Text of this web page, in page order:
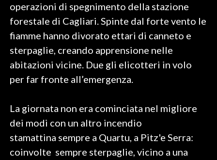
SARDEGNA TURISMO
SARDI NEL MONDO
NOTIZIE
3 MINUTI CON
INSULARITÀ
operazioni di spegnimento della stazione
forestale di Cagliari. Spinte dal forte vento le
fiamme hanno divorato ettari di canneto e
sterpaglie, creando apprensione nelle
abitazioni vicine. Due gli elicotteri in volo
per far fronte all’emergenza.
La giornata non era cominciata nel migliore
dei modi con un altro incendio
stamattina sempre a Quartu, a Pitz'e Serra:
coinvolte sempre sterpaglie, vicino a una